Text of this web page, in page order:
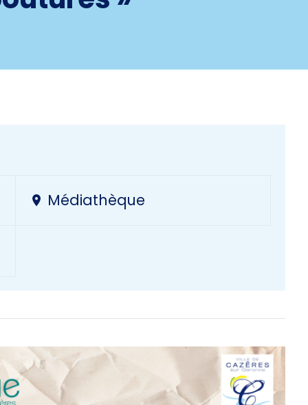
Médiathèque